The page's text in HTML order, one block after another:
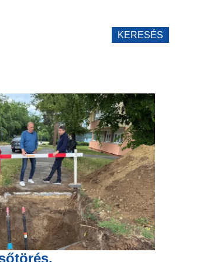
KERESÉS